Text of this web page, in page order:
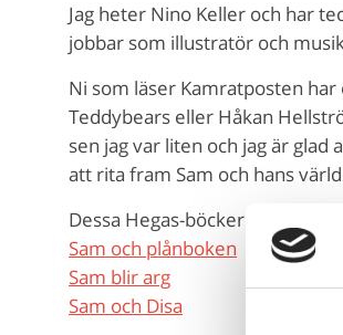
Jag heter Nino Keller och har
jobbar som illustratör och
Ni som läser Kamratposten
Teddybears eller Håkan
sen jag var liten och jag är
att rita fram Sam och hans
Dessa Hegas-böcker har jag
Sam och plånboken
Sam blir arg
Sam och Disa